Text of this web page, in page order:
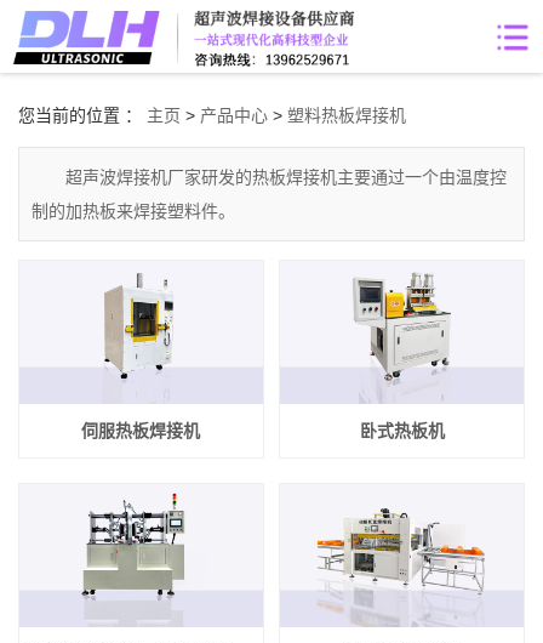
您当前的位置 ： 主页 > 产品中心 > 塑料热板焊接机
超声波焊接机厂家研发的热板焊接机主要通过一个由温度控
制的加热板来焊接塑料件。
伺服热板焊接机 卧式热板机